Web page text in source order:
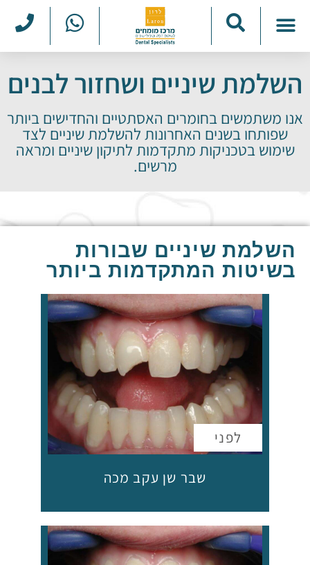
השלמת שיניים ושחזור לבנים
אנו משתמשים בחומרים האסתטיים והחדישים ביותר
שפותחו בשנים האחרונות להשלמת שיניים לצד
שימוש בטכניקות מתקדמות לתיקון שיניים ומראה
מרשים.
השלמת שיניים שבורות
בשיטות המתקדמות ביותר
שבר שן עקב מכה